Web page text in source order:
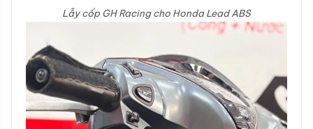
Lẫy cốp GH Racing cho Honda Lead ABS